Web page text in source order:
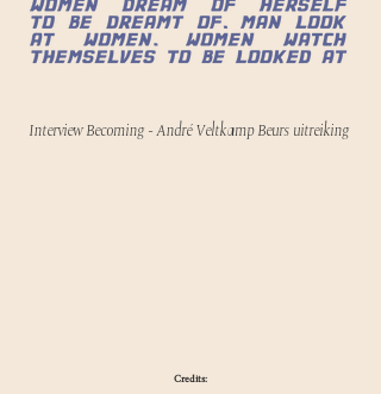
Interview Becoming - André Veltkamp Beurs uitreiking
Credits: